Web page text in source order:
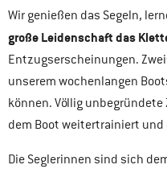
Wir genießen das Segeln,
große Leidenschaft das
Entzugserscheinungen.
unserem wochenlangen
können. Völlig
dem Boot weitertrainiert und
Die Seglerinnen sind sich